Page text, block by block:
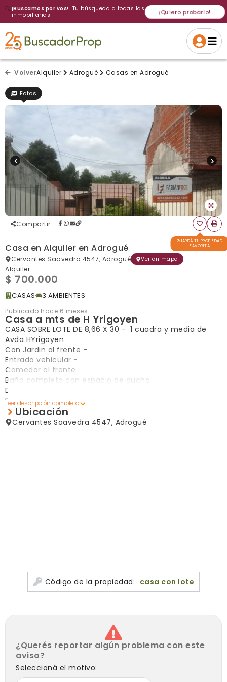
🔍¡Buscamos por vos! ¡Tu búsqueda a todas las
inmobiliarias!
¡Quiero probarlo!
Cancelar Si, eliminar
Gracias
Volver a intentar
VolverAlquiler Adrogué Casas en Adrogué
Fotos
Compartir:
GUARDÁ TU PROPIEDAD
FAVORITA
Casa en Alquiler en Adrogué
Cervantes Saavedra 4547, Adrogué Ver en mapa
Alquiler
$ 700.000
CASAS 3 AMBIENTES
Publicado hace 6 meses
Casa a mts de H Yrigoyen
CASA SOBRE LOTE DE 8,66 X 30 - 1 cuadra y media de
Avda HYrigoyen
Con Jardin al frente -
Entrada vehicular -
Comedor al frente
Baño completo con espacio de ducha
Dos dormitorios sin placard -
Patio trasero -
Cocina Comedor -
Bajo mesada -
Ubicación
Cervantes Saavedra 4547, Adrogué
Código de la propiedad: casa con lote
¿Querés reportar algún problema con este
aviso?
Seleccioná el motivo: